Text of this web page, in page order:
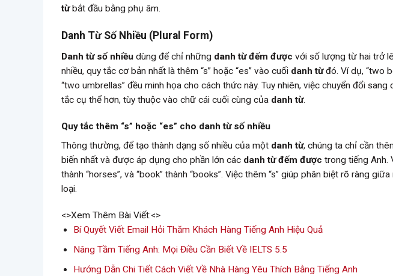
từbắt đầu bằng phụ âm.
Danh Từ Số Nhiều (Plural Form)
Danh từ số nhiều dùng để chỉ những danh từ đếm được với số lượng từ hai trở
nhiều, quy tắc cơ bản nhất là thêm “s” hoặc “es” vào cuối danh từđó. Ví dụ, “two
“two umbrellas” đều minh họa cho cách thức này. Tuy nhiên, việc chuyển đổi
tắc cụ thể hơn, tùy thuộc vào chữ cái cuối cùng của danh từ.
Quy tắc thêm “s” hoặc “es” cho danh từ số nhiều
Thông thường, để tạo thành dạng số nhiều của một danh từ, chúng ta chỉ cần
biến nhất và được áp dụng cho phần lớn các danh từ đếm được trong tiếng Anh.
thành “horses”, và “book” thành “books”. Việc thêm “s” giúp phân biệt rõ ràng
loại.
<>Xem Thêm Bài Viết:<>
Bí Quyết Viết Email Hỏi Thăm Khách Hàng Tiếng Anh Hiệu Quả
Nâng Tầm Tiếng Anh: Mọi Điều Cần Biết Về IELTS 5.5
Hướng Dẫn Chi Tiết Cách Viết Về Nhà Hàng Yêu Thích Bằng Tiếng Anh